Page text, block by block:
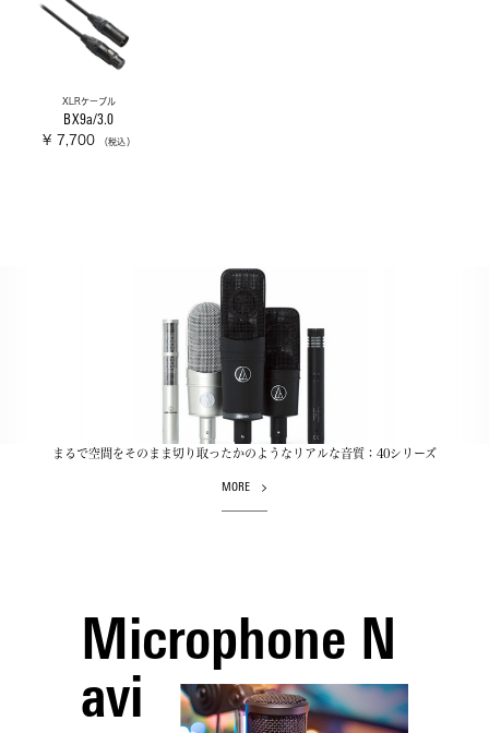
XLRケーブル
BX9a/3.0
¥ 7,700 （税込）
まるで空間をそのまま切り取ったかのようなリアルな音質：40シリーズ
MORE
Microphone N
avi